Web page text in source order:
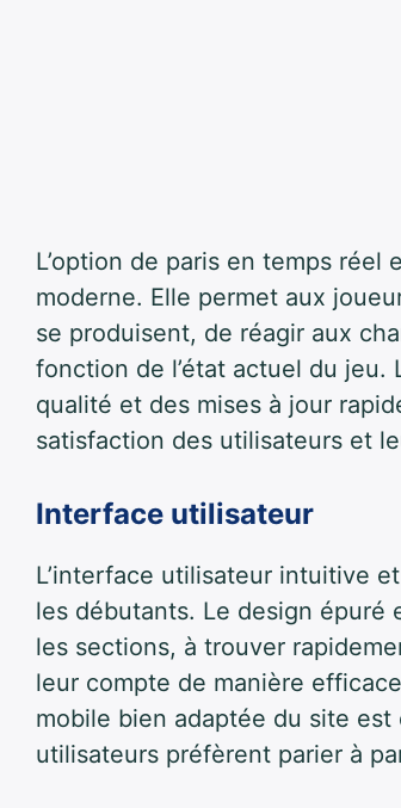
L’option de paris en temps
moderne. Elle permet aux
se produisent, de réagir aux
fonction de l’état actuel du jeu.
qualité et des mises à jour
satisfaction des utilisateurs et
Interface utilisateur
L’interface utilisateur intuitive
les débutants. Le design épuré
les sections, à trouver
leur compte de manière
mobile bien adaptée du site
utilisateurs préfèrent parier à